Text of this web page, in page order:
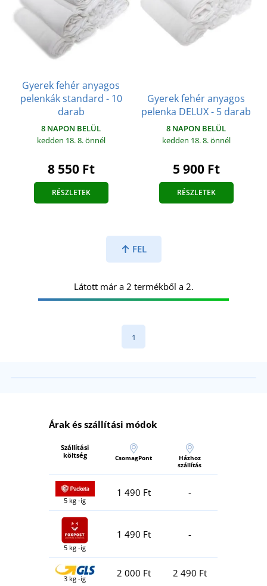
Gyerek fehér anyagos
pelenkák standard - 10
darab
8 NAPON BELÜL
kedden 18. 8.önnél
8 550 Ft
RÉSZLETEK
Gyerek fehér anyagos
pelenka DELUX - 5 darab
8 NAPON BELÜL
kedden 18. 8.önnél
5 900 Ft
RÉSZLETEK
FEL
Látott már a 2 termékből a 2.
1
Árak és szállítási módok
Szállítási
költség
CsomagPont
Házhoz
szállítás
5 kg -ig
1 490 Ft -
5 kg -ig
1 490 Ft -
3 kg -ig 2 000 Ft 2 490 Ft